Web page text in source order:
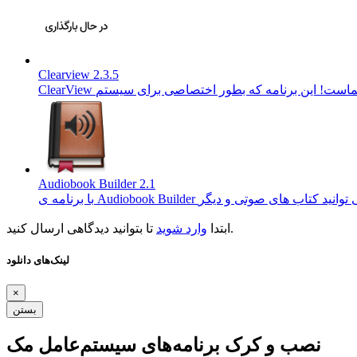
Clearview 2.3.5
Audiobook Builder 2.1
ابتدا وارد شوید تا بتوانید دیدگاهی ارسال کنید.
لینک‌های دانلود
×
بستن
نصب و کرک برنامه‌های سیستم‌عامل مک